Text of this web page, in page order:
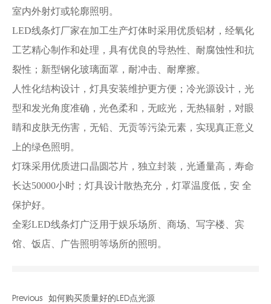
室内外射灯或轮廓照明。
LED线条灯厂家在加工生产灯体时采用优质铝材，经氧化
工艺精心制作和处理，具有优良的导热性、耐腐蚀性和抗
裂性；新型钢化玻璃面罩，耐冲击、耐摩擦。
人性化结构设计，灯具安装维护更方便；冷光源设计，光
型和发光角度准确，光色柔和，无眩光，无热辐射，对眼
睛和皮肤无伤害，无铅、无贡等污染元素，实现真正意义
上的绿色照明。
灯珠采用优质进口晶圆芯片，独立封装，光通量高，寿命
长达50000小时；灯具设计散热充分，灯罩温度低，安 全
保护好。
全彩LED线条灯广泛用于娱乐场所、商场、写字楼、宾
馆、饭店、广告照明等场所的照明。
Previous 如何购买质量好的LED点光源